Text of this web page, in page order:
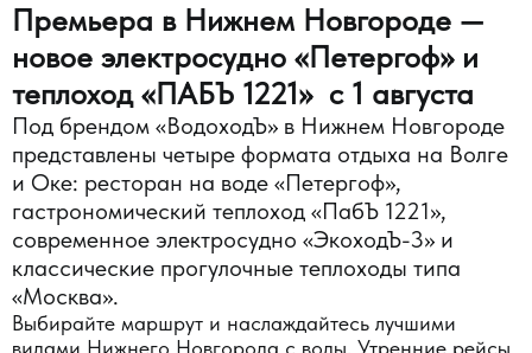
Премьера в Нижнем Новгороде —
новое электросудно «Петергоф» и
теплоход «ПАБЪ 1221» с 1 августа
Под брендом «ВодоходЪ» в Нижнем Новгороде
представлены четыре формата отдыха на Волге
и Оке: ресторан на воде «Петергоф»,
гастрономический теплоход «ПабЪ 1221»,
современное электросудно «ЭкоходЪ-3» и
классические прогулочные теплоходы типа
«Москва».
Выбирайте маршрут и наслаждайтесь лучшими
видами Нижнего Новгорода с воды. Утренние рейсы